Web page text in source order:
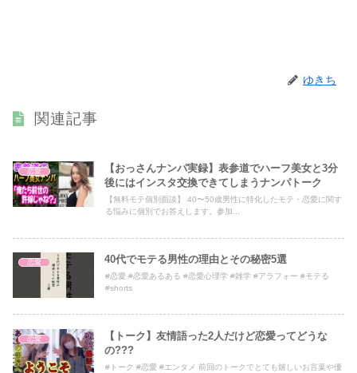
ゆきち
関連記事
恋愛
【おっさんナンパ実録】表参道でハーフ美女と3分
後にはインスタ交換できてしまうナンパトーク
【無料モテ個別面談】 40〜50歳男性に特化したモテ・恋愛に関す
る悩みに個別でお答えします。参加...
恋愛 40代でモテる男性の理由とその秘密5選
#恋愛 #恋愛あるある #恋愛心理学 #雑学 #アラフォー #モテる
#shorts
恋愛
【トーク】友情語った2人だけど恋愛ってどうな
の???
#トーク #恋愛 #エンタメ 前回のトークでとても嬉しいお言葉や優